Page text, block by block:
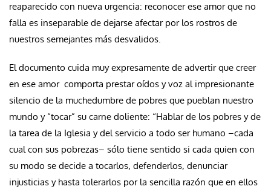
reaparecido con nueva urgencia: reconocer ese amor que no
falla es inseparable de dejarse afectar por los rostros de
nuestros semejantes más desvalidos.
El documento cuida muy expresamente de advertir que creer
en ese amor comporta prestar oídos y voz al impresionante
silencio de la muchedumbre de pobres que pueblan nuestro
mundo y “tocar” su carne doliente: “Hablar de los pobres y de
la tarea de la Iglesia y del servicio a todo ser humano –cada
cual con sus pobrezas– sólo tiene sentido si cada quien con
su modo se decide a tocarlos, defenderlos, denunciar
injusticias y hasta tolerarlos por la sencilla razón que en ellos